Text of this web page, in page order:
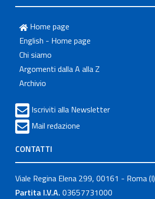
Home page
English - Home page
Chi siamo
Argomenti dalla A alla Z
Archivio
Iscriviti alla Newsletter
Mail redazione
CONTATTI
Viale Regina Elena 299, 00161 - Roma (I)
Partita I.V.A. 03657731000